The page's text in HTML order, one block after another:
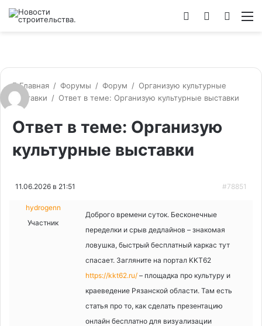
Switch
Войти
Главная / Форумы / Форум / Организую культурные
выставки / Ответ в теме: Организую культурные выставки
Ответ в теме: Организую
культурные выставки
11.06.2026 в 21:51 #78851
hydrogenn
Участник
Доброго времени суток. Бесконечные
переделки и срыв дедлайнов – знакомая
ловушка, быстрый бесплатный каркас тут
спасает. Загляните на портал KKT62
https://kkt62.ru/ – площадка про культуру и
краеведение Рязанской области. Там есть
статья про то, как сделать презентацию
онлайн бесплатно для визуализации